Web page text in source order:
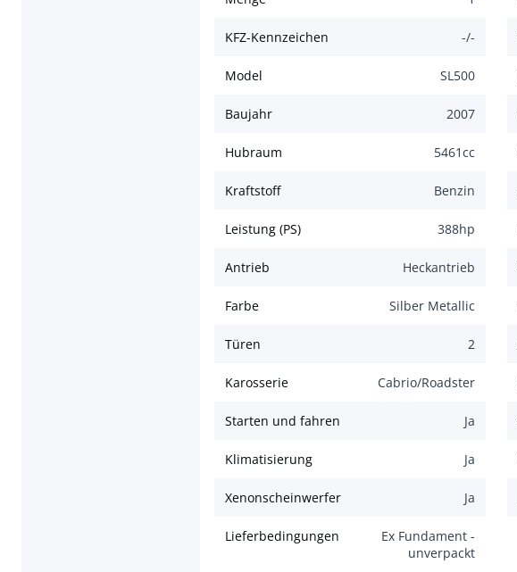
KFZ-Kennzeichen -/-
Model SL500
Baujahr 2007
Hubraum 5461cc
Kraftstoff Benzin
Leistung (PS) 388hp
Antrieb Heckantrieb
Farbe Silber Metallic
Türen 2
Karosserie Cabrio/Roadster
Starten und fahren Ja
Klimatisierung Ja
Xenonscheinwerfer Ja
Lieferbedingungen
Ex Fundament -
unverpackt